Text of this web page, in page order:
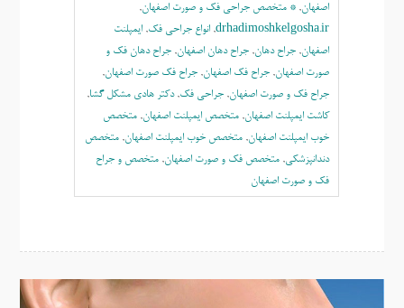
اصفهان, * متخصص جراحی فک و صورت اصفهان,
drhadimoshkelgosha.ir
, انواع جراحی فک, ايمپلنت
اصفهان, جراح دهان, جراح دهان اصفهان, جراح دهان فک و
صورت اصفهان, جراح فک اصفهان, جراح فک صورت اصفهان,
جراح فک و صورت اصفهان, جراحی فک,دکتر هادی مشکل گشا,
کاشت ایمپلنت اصفهان, متخصص ایمپلنت اصفهان, متخصص
خوب ايمپلنت اصفهان, متخصص خوب ایمپلنت اصفهان, متخصص
دندانپزشکی, متخصص فک و صورت اصفهان, متخصص و جراح
فک و صورت اصفهان